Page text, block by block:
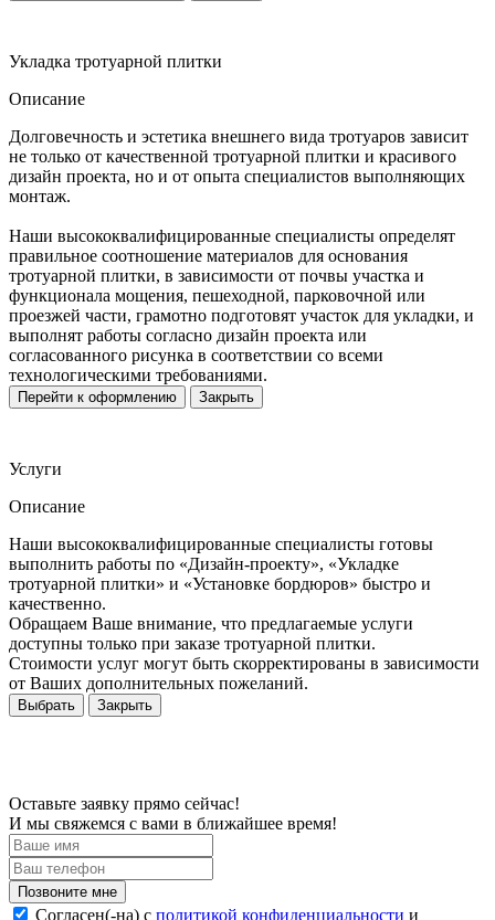
Укладка тротуарной плитки
Описание
Долговечность и эстетика внешнего вида тротуаров зависит
не только от качественной тротуарной плитки и красивого
дизайн проекта, но и от опыта специалистов выполняющих
монтаж.
Наши высококвалифицированные специалисты определят
правильное соотношение материалов для основания
тротуарной плитки, в зависимости от почвы участка и
функционала мощения, пешеходной, парковочной или
проезжей части, грамотно подготовят участок для укладки, и
выполнят работы согласно дизайн проекта или
согласованного рисунка в соответствии со всеми
технологическими требованиями.
Перейти к оформлению Закрыть
Услуги
Описание
Наши высококвалифицированные специалисты готовы
выполнить работы по «Дизайн-проекту», «Укладке
тротуарной плитки» и «Установке бордюров» быстро и
качественно.
Обращаем Ваше внимание, что предлагаемые услуги
доступны только при заказе тротуарной плитки.
Стоимости услуг могут быть скорректированы в зависимости
от Ваших дополнительных пожеланий.
Выбрать Закрыть
Оставьте заявку прямо сейчас!
И мы свяжемся с вами в ближайшее время!
Согласен(-на) c политикой конфиденциальности и